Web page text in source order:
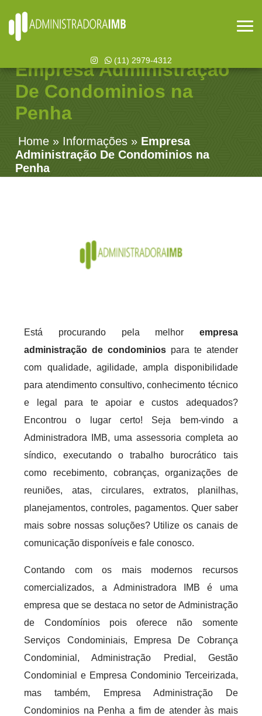
(11) 2979-4312
Empresa Administração
De Condominios na
Penha
Home » Informações » Empresa
Administração De Condominios na
Penha
Está procurando pela melhor empresa
administração de condominios para te atender
com qualidade, agilidade, ampla disponibilidade
para atendimento consultivo, conhecimento técnico
e legal para te apoiar e custos adequados?
Encontrou o lugar certo! Seja bem-vindo a
Administradora IMB, uma assessoria completa ao
síndico, executando o trabalho burocrático tais
como recebimento, cobranças, organizações de
reuniões, atas, circulares, extratos, planilhas,
planejamentos, controles, pagamentos. Quer saber
mais sobre nossas soluções? Utilize os canais de
comunicação disponíveis e fale conosco.
Contando com os mais modernos recursos
comercializados, a Administradora IMB é uma
empresa que se destaca no setor de Administração
de Condomínios pois oferece não somente
Serviços Condominiais, Empresa De Cobrança
Condominial, Administração Predial, Gestão
Condominial e Empresa Condominio Terceirizada,
mas também, Empresa Administração De
Condominios na Penha a fim de atender às mais